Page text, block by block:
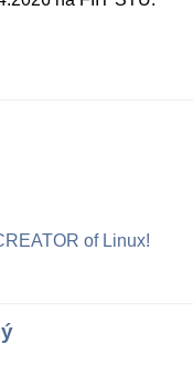
of Linux!